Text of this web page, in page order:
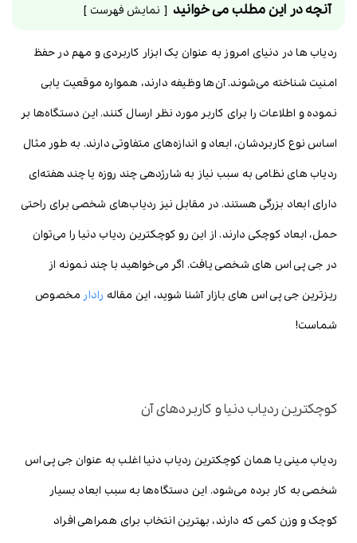
آنچه در این مطلب می خوانید نمایش فهرست
ردیاب ها در دنیای امروز به عنوان یک ابزار کاربردی و مهم در حفظ
امنیت شناخته می‌شوند. آن‌ها وظیفه دارند، همواره موقعیت یابی
نموده و اطلاعات را برای کاربر مورد نظر ارسال کنند. این دستگاه‌ها بر
اساس نوع کاربردشان، ابعاد و اندازه‌های متفاوتی دارند. به طور مثال
ردیاب های نظامی به سبب نیاز به شارژدهی چند روزه یا چند هفته‌ای
دارای ابعاد بزرگی هستند. در مقابل نیز ردیاب‌های شخصی برای راحتی
حمل، ابعاد کوچکی دارند. از این رو کوچکترین ردیاب دنیا را می‌توان
در جی پی اس های شخصی یافت. اگر می‌خواهید با چند نمونه از
ریزترین جی پی اس های بازار آشنا شوید، این مقاله رادار مخصوص
شماست!
کوچکترین ردیاب دنیا و کاربردهای آن
ردیاب مینی یا همان کوچکترین ردیاب دنیا اغلب به عنوان جی پی اس
شخصی به کار برده می‌شود. این دستگاه‌ها به سبب ابعاد بسیار
کوچک و وزن کمی که دارند، بهترین انتخاب برای همراهی افراد